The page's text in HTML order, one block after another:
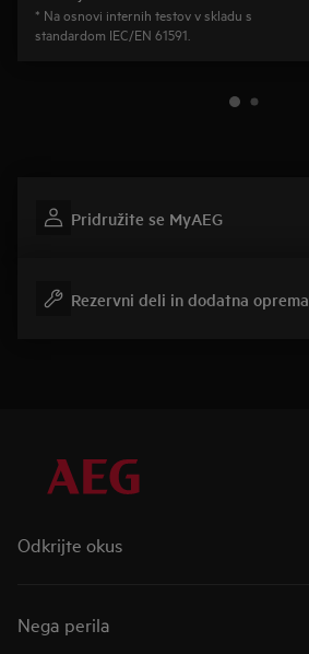
* Na osnovi internih testov v skladu s
standardom IEC/EN 61591.
Pridružite se MyAEG
Rezervni deli in dodatna oprema
Odkrijte okus
Odpeljite okus dlje
Linija Mastery
Nega perila